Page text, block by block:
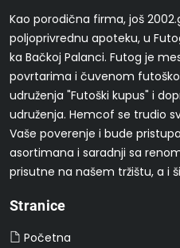
Kao porodična firma, još
poljoprivrednu apoteku, u
ka Bačkoj Palanci. Futog je
povrtarima i čuvenom
udruženja "Futoški kupus" i
udruženja. Hemcof se trudio
Vaše poverenje i bude
asortimana i saradnji sa
prisutne na našem tržištu, a i
Stranice
Početna